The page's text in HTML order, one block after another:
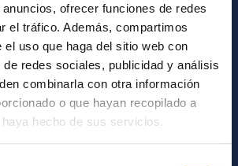
ofrecer funciones de redes
el tráfico. Además, compartimos
el uso que haga del sitio web con
redes sociales, publicidad y análisis
combinarla con otra información
o que hayan recopilado a
hecho de sus servicios.
IAC